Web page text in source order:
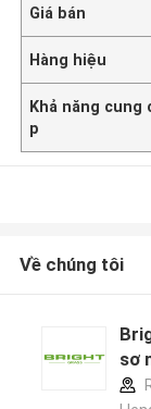
Giá bán
Hàng hiệu
Khả năng cung
p
Về chúng tôi
sơ